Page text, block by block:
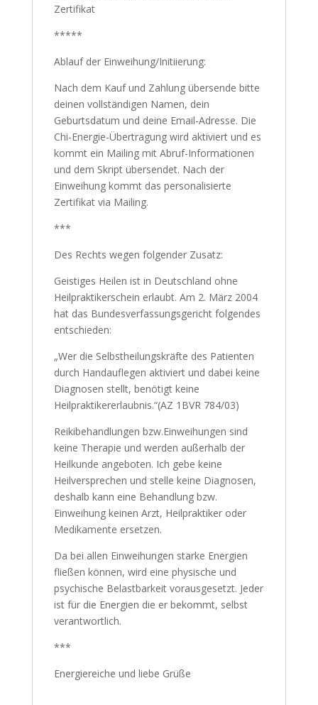
Zertifikat
*****
Ablauf der Einweihung/Initiierung:
Nach dem Kauf und Zahlung übersende bitte
deinen vollständigen Namen, dein
Geburtsdatum und deine Email-Adresse. Die
Chi-Energie-Übertragung wird aktiviert und es
kommt ein Mailing mit Abruf-Informationen
und dem Skript übersendet. Nach der
Einweihung kommt das personalisierte
Zertifikat via Mailing.
***
Des Rechts wegen folgender Zusatz:
Geistiges Heilen ist in Deutschland ohne
Heilpraktikerschein erlaubt. Am 2. März 2004
hat das Bundesverfassungsgericht folgendes
entschieden:
„Wer die Selbstheilungskräfte des Patienten
durch Handauflegen aktiviert und dabei keine
Diagnosen stellt, benötigt keine
Heilpraktikererlaubnis.“(AZ 1BVR 784/03)
Reikibehandlungen bzw.Einweihungen sind
keine Therapie und werden außerhalb der
Heilkunde angeboten. Ich gebe keine
Heilversprechen und stelle keine Diagnosen,
deshalb kann eine Behandlung bzw.
Einweihung keinen Arzt, Heilpraktiker oder
Medikamente ersetzen.
Da bei allen Einweihungen starke Energien
fließen können, wird eine physische und
psychische Belastbarkeit vorausgesetzt. Jeder
ist für die Energien die er bekommt, selbst
verantwortlich.
***
Energiereiche und liebe Grüße